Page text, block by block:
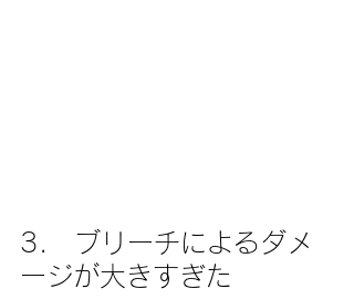
3.　ブリーチによるダメ
ージが大きすぎた